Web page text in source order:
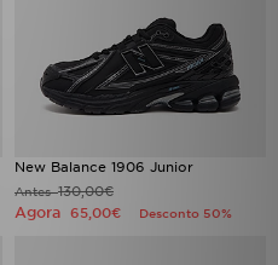
New Balance 1906 Junior
Antes130,00€
Agora 65,00€ Desconto 50%